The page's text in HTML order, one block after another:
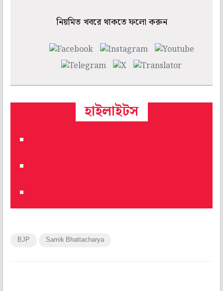
নিয়মিত খবরে থাকতে ফলো করুন
হাইলাইটস
BJP Samik Bhattacharya